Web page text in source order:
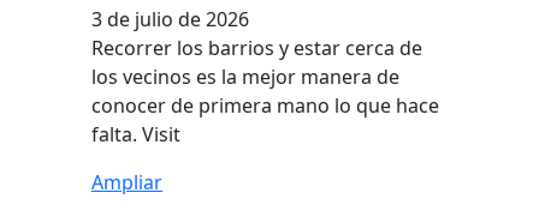
3 de julio de 2026
Recorrer los barrios y estar cerca de
los vecinos es la mejor manera de
conocer de primera mano lo que hace
falta. Visit
Ampliar